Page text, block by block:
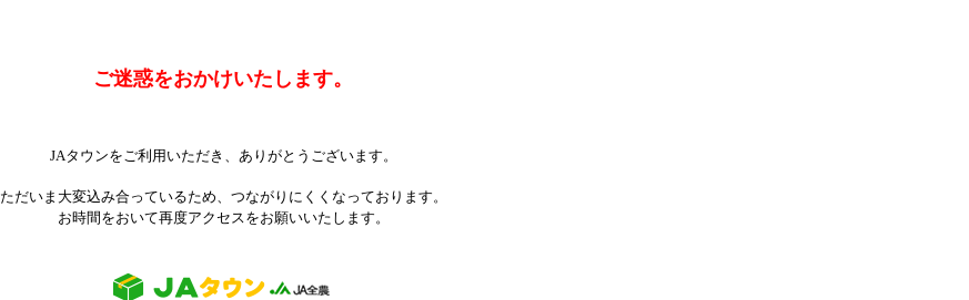
ご迷惑をおかけいたします。
JAタウンをご利用いただき、ありがとうございます。
ただいま大変込み合っているため、つながりにくくなっております。
お時間をおいて再度アクセスをお願いいたします。